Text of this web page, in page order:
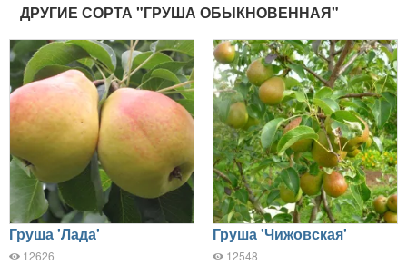
ДРУГИЕ СОРТА "ГРУША ОБЫКНОВЕННАЯ"
Груша 'Лада'
12626
Груша 'Чижовская'
12548